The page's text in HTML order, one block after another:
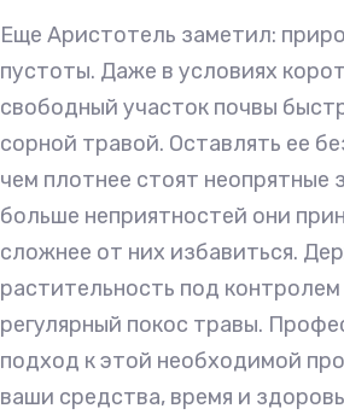
Еще Аристотель заметил:
пустоты. Даже в условиях
свободный участок почвы
сорной травой. Оставлять ее
чем плотнее стоят неопрятные
больше неприятностей они
сложнее от них избавиться.
растительность под
регулярный покос травы.
подход к этой необходимой
ваши средства, время и